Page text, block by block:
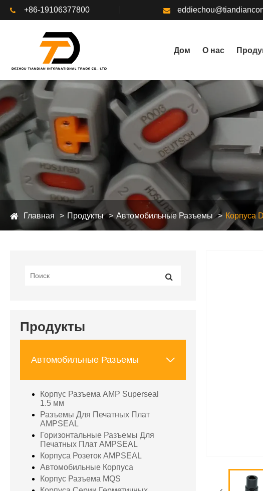
+86-19106377800
Дом О нас
Главная Продукты Автомобильные Разъемы Корпуса
Продукты
Автомобильные Разъемы 
Корпус Разъема AMP Superseal
1.5 мм
Разъемы Для Печатных Плат
AMPSEAL
Горизонтальные Разъемы Для
Печатных Плат AMPSEAL
Корпуса Розеток AMPSEAL
Автомобильные Корпуса
Корпус Разъема MQS